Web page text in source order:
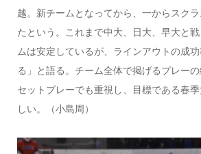
越。新チームとなってから、一からスク
たという。これまで中大、日大、早大と
ムは安定しているが、ラインアウトの成
る」と語る。チーム全体で掲げるプレーの
セットプレーでも重視し、目標である春
しい。（小島周）